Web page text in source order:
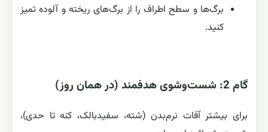
برگ‌ها و سطح اطراف را از برگ‌های ریخته و آلوده تمیز
کنید.
گام 2: شست‌وشوی هدفمند (در همان روز)
برای بیشتر آفات نرم‌بدن (شته، سفیدبالک، کنه تا حدی)،